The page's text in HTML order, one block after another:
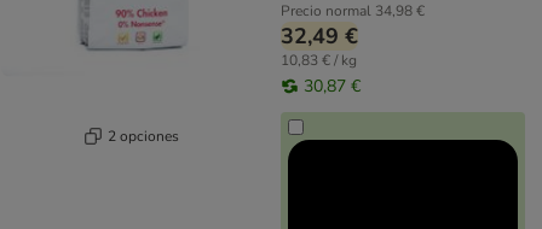
2 opciones
Precio normal 34,98 €
32,49 €
10,83 € / kg
30,87 €